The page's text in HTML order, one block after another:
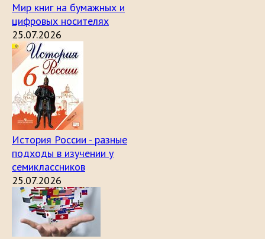
Мир книг на бумажных и
цифровых носителях
25.07.2026
История России - разные
подходы в изучении у
семиклассников
25.07.2026